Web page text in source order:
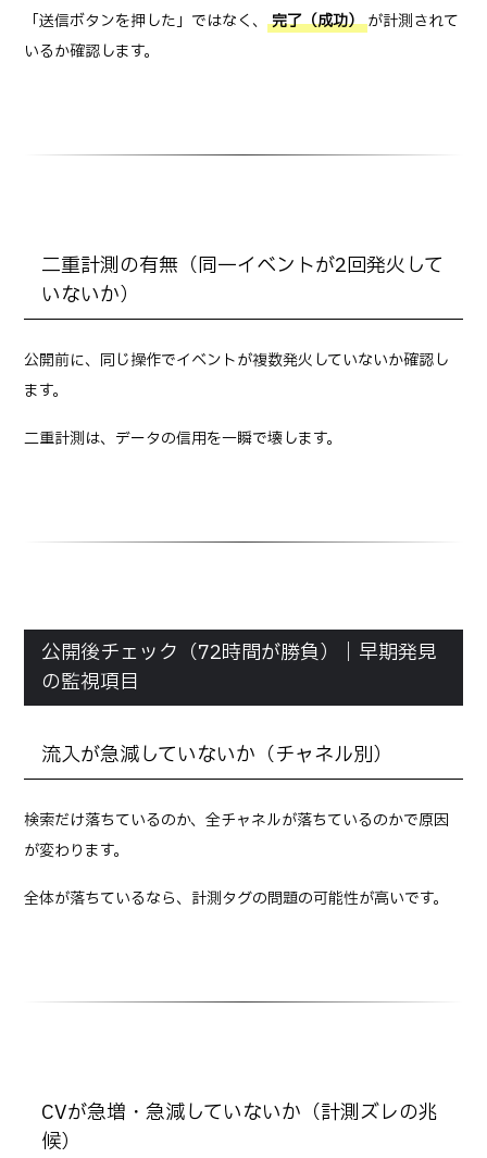
「送信ボタンを押した」ではなく、完了（成功） が計測されて
いるか確認します。
二重計測の有無（同一イベントが2回発火して
いないか）
公開前に、同じ操作でイベントが複数発火していないか確認し
ます。
二重計測は、データの信用を一瞬で壊します。
公開後チェック（72時間が勝負）｜早期発見
の監視項目
流入が急減していないか（チャネル別）
検索だけ落ちているのか、全チャネルが落ちているのかで原因
が変わります。
全体が落ちているなら、計測タグの問題の可能性が高いです。
CVが急増・急減していないか（計測ズレの兆
候）